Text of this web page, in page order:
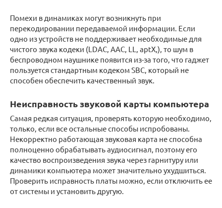
Помехи в динамиках могут возникнуть при
перекодировании передаваемой информации. Если
одно из устройств не поддерживает необходимые для
чистого звука кодеки (LDAC, ААС, LL, aptX,), то шум в
беспроводном наушнике появится из-за того, что гаджет
пользуется стандартным кодеком SBC, который не
способен обеспечить качественный звук.
Неисправность звуковой карты компьютера
Самая редкая ситуация, проверять которую необходимо,
только, если все остальные способы испробованы.
Некорректно работающая звуковая карта не способна
полноценно обрабатывать аудиосигнал, поэтому его
качество воспроизведения звука через гарнитуру или
динамики компьютера может значительно ухудшиться.
Проверить исправность платы можно, если отключить ее
от системы и установить другую.